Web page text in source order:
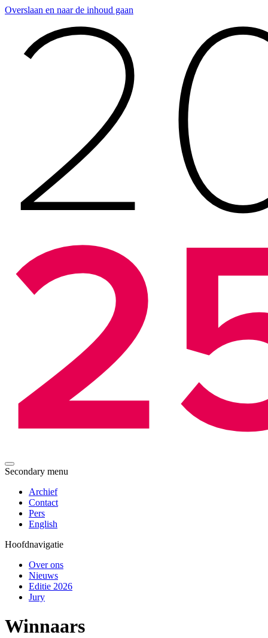
Overslaan en naar de inhoud gaan
Secondary menu
Archief
Contact
Pers
English
Hoofdnavigatie
Over ons
Nieuws
Editie 2026
Jury
Winnaars